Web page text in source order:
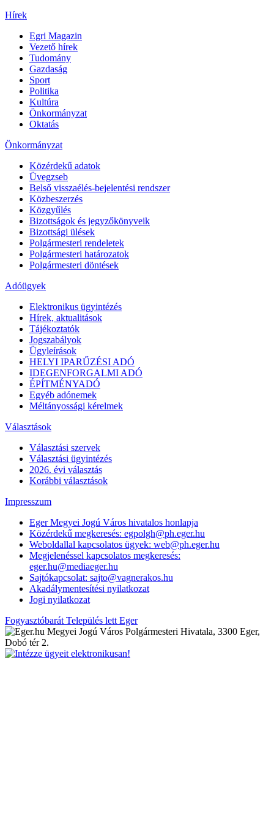
Hírek
Egri Magazin
Vezető hírek
Tudomány
Gazdaság
Sport
Politika
Kultúra
Önkormányzat
Oktatás
Önkormányzat
Közérdekű adatok
Üvegzseb
Belső visszaélés-bejelentési rendszer
Közbeszerzés
Közgyűlés
Bizottságok és jegyzőkönyveik
Bizottsági ülések
Polgármesteri rendeletek
Polgármesteri határozatok
Polgármesteri döntések
Adóügyek
Elektronikus ügyintézés
Hírek, aktualitások
Tájékoztatók
Jogszabályok
Ügyleírások
HELYI IPARŰZÉSI ADÓ
IDEGENFORGALMI ADÓ
ÉPÍTMÉNYADÓ
Egyéb adónemek
Méltányossági kérelmek
Választások
Választási szervek
Választási ügyintézés
2026. évi választás
Korábbi választások
Impresszum
Eger Megyei Jogú Város hivatalos honlapja
Közérdekű megkeresés: egpolgh@ph.eger.hu
Weboldallal kapcsolatos ügyek: web@ph.eger.hu
Megjelenéssel kapcsolatos megkeresés:
eger.hu@mediaeger.hu
Sajtókapcsolat: sajto@vagnerakos.hu
Akadálymentesítési nyilatkozat
Jogi nyilatkozat
Fogyasztóbarát Település lett Eger
Megyei Jogú Város Polgármesteri Hivatala, 3300 Eger,
Dobó tér 2.